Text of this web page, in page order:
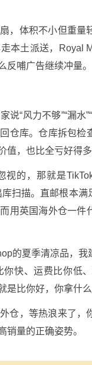
，体积不小但重量
本土派送，Royal
反哺广告继续冲量。
“风力不够”“漏水
仓库。仓库拆包检
值，也比全亏好得多
的，那就是
扫描。直邮根本
用英国海外仓一件
的夏季清凉品，
快、运费比你低
比你好，你拿什么
仓，等热浪来了
销量的正确姿势。